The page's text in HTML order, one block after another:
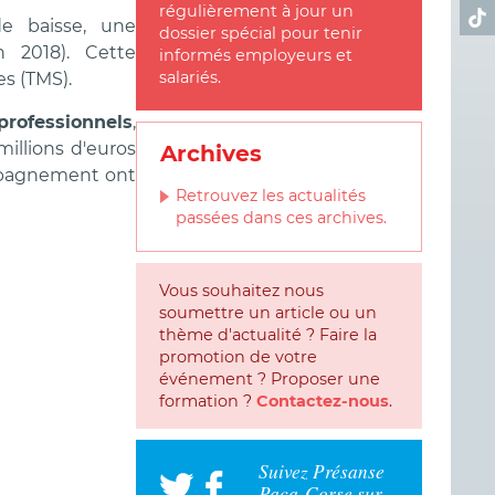
baisse, une
2018). Cette
(TMS).
,
d'euros
ont
régulièrement à jour un
dossier spécial pour tenir
informés employeurs et
salariés.
Archives
Retrouvez les actualités
passées dans ces archives.
Vous souhaitez nous
soumettre un article ou un
thème d'actualité ? Faire la
promotion de votre
événement ? Proposer une
formation ? Contactez-nous.
Suivez Présanse